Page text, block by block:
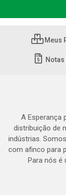
Meus
A Esperança
distribuição de
indústrias.
com afinco para
Para nós é